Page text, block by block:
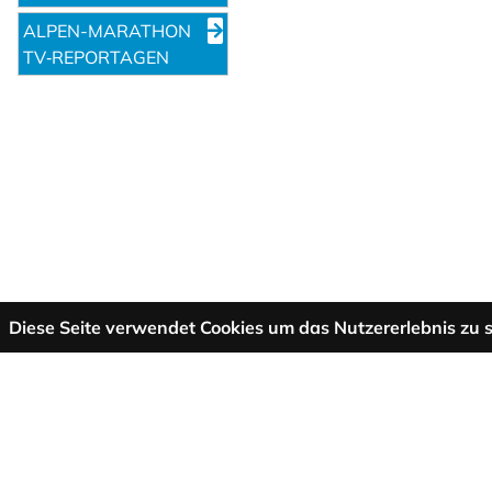
ALPEN-MARATHON
TV‑REPORTAGEN
Diese Seite verwendet Cookies um das Nutzererlebnis zu